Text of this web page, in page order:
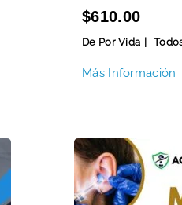
$610.00
De Por Vida
Más Información